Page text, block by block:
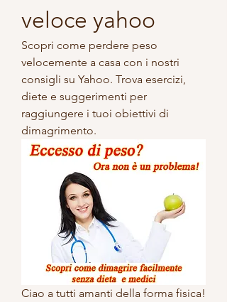
veloce yahoo
Scopri come perdere peso
velocemente a casa con i nostri
consigli su Yahoo. Trova esercizi,
diete e suggerimenti per
raggiungere i tuoi obiettivi di
dimagrimento.
Ciao a tutti amanti della forma fisica!